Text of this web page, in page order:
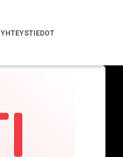
YHTEYSTIEDOT